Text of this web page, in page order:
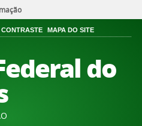
MAPA DO SITE
do